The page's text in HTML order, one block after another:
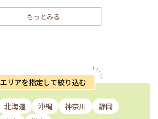
もっとみる
エリアを指定して絞り込む
北海道 沖縄 神奈川
静岡